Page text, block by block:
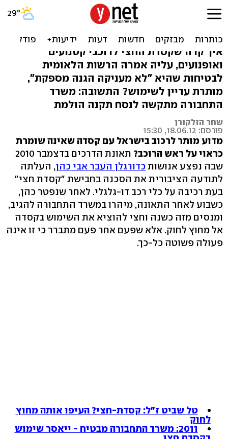
קסדת חצי מסוכנת? למרות
זאת היא עדיין חוקית
איך קרה שקסדת החצי לרוכבי קטנועים
ואופנועים, עליה אמרה הרשות הלאומית
לבטיחות שהיא "לא מעניקה הגנה מספקת",
מותרת עדיין לשימוש? התשובה: משרד
התחבורה מתקשה לנסח תקנה הולמת
שחר הזלקורן
פורסם: 18.06.12, 15:30
מדוע מותר לרכוב בישראל עם קסדה שאינה שומרת
כראוי על ראש הרוכב?
תאונת הדרכים בדצמבר 2010
שבה נפצע אנושותכדורגלן העבר אבי כהן, העלתה
לתודעה הציבורית את הסכנה בחבישת "קסדת חצי"
בעת רכיבה על כלי רכב דו-גלגלי. לאחר שנפטר כהן,
כשבוע לאחר התאונה, מיהרו במשרד התחבורה להגיב,
ומנסים מזה כשנה וחצי להוציא את השימוש בקסדה
אל מחוץ לחוק. אלא שפעם אחר פעם מתברר כי זו אינה
פעולה פשוטה כל-כך.
טל שביט ז"ל: קסדת-חצי? העיפו אותה מחוץ
לחוק
2011: משרד התחבורה מבטיח - ייאסר שימוש